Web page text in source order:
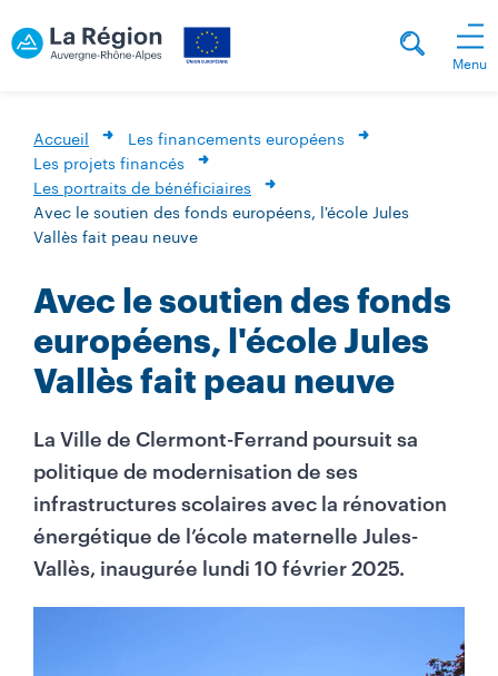
Menu
Accueil
Les financements européens
Les projets financés
Les portraits de bénéficiaires
Avec le soutien des fonds européens, l'école Jules
Vallès fait peau neuve
Avec le soutien des fonds
européens, l'école Jules
Vallès fait peau neuve
La Ville de Clermont-Ferrand poursuit sa
politique de modernisation de ses
infrastructures scolaires avec la rénovation
énergétique de l’école maternelle Jules-
Vallès, inaugurée lundi 10 février 2025.
M